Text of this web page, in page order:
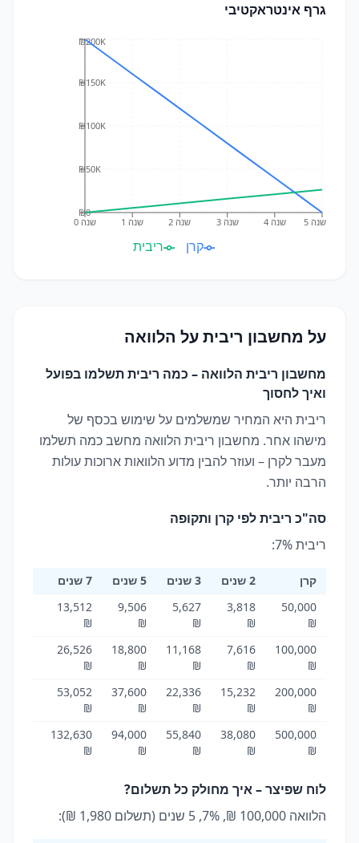
גרף אינטראקטיבי
שנה 0 שנה 1 שנה 2 שנה 3 שנה 4 שנה 5
₪0
₪50K
₪100K
₪150K
₪200K
קרן ריבית
על מחשבון ריבית על הלוואה
מחשבון ריבית הלוואה – כמה ריבית תשלמו בפועל
ואיך לחסוך
ריבית היא המחיר שמשלמים על שימוש בכסף של
מישהו אחר. מחשבון ריבית הלוואה מחשב כמה תשלמו
מעבר לקרן – ועוזר להבין מדוע הלוואות ארוכות עולות
הרבה יותר.
סה"כ ריבית לפי קרן ותקופה
ריבית 7%:
קרן 2 שנים 3 שנים 5 שנים 7 שנים
50,000
₪
3,818
₪
5,627
₪
9,506
₪
13,512
₪
100,000
₪
7,616
₪
11,168
₪
18,800
₪
26,526
₪
200,000
₪
15,232
₪
22,336
₪
37,600
₪
53,052
₪
500,000
₪
38,080
₪
55,840
₪
94,000
₪
132,630
₪
לוח שפיצר – איך מחולק כל תשלום?
הלוואה 100,000 ₪, 7%, 5 שנים (תשלום 1,980 ₪):